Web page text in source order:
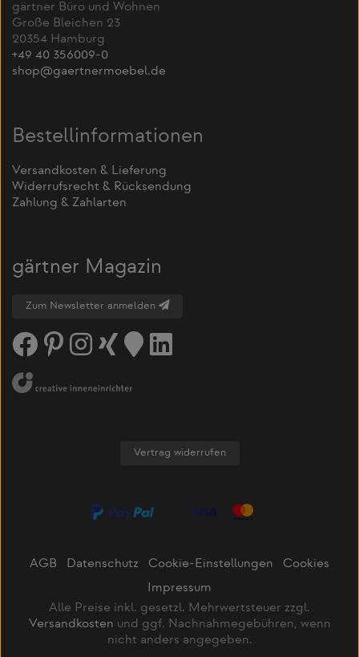
gärtner Büro und Wohnen
Große Bleichen 23
20354 Hamburg
+49 40 356009-0
shop@gaertnermoebel.de
Bestellinformationen
Versandkosten & Lieferung
Widerrufsrecht & Rücksendung
Zahlung & Zahlarten
gärtner Magazin
Zum Newsletter anmelden
Vertrag widerrufen
AGB Datenschutz Cookie-Einstellungen
Cookies
Impressum
Alle Preise inkl. gesetzl. Mehrwertsteuer zzgl.
Versandkosten und ggf. Nachnahmegebühren, wenn
nicht anders angegeben.